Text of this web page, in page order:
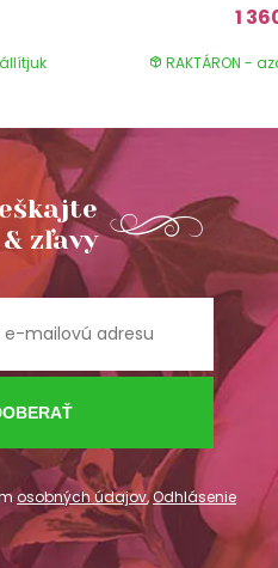
1
RAKTÁRON -
zľavy
osobných údajov,Odhlásenie